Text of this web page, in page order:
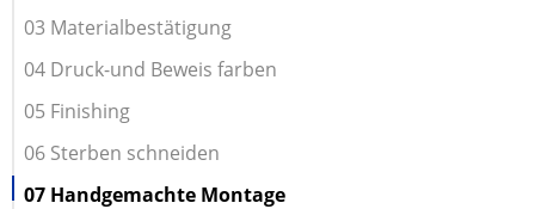
03 Materialbestätigung
04 Druck-und Beweis farben
05 Finishing
06 Sterben schneiden
07 Handgemachte Montage